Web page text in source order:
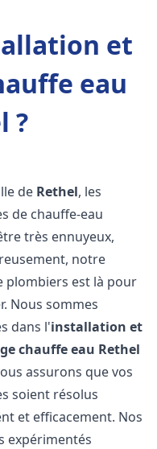
et
eau
?
de Rethel, les
de chauffe-eau
très ennuyeux,
notre
plombiers est là pour
Nous sommes
dans l'installation et
chauffe eau Rethel
assurons que vos
soient résolus
et efficacement. Nos
expérimentés